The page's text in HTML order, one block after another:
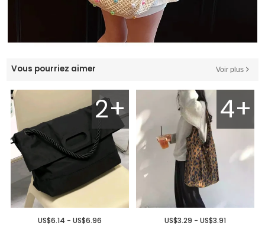
Vous pourriez aimer Voir plus
2+
US$6.14 - US$6.96
4+
US$3.29 - US$3.91